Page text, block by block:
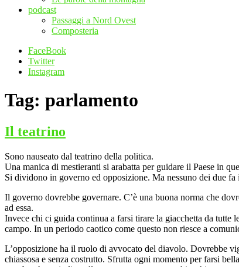
podcast
Passaggi a Nord Ovest
Composteria
FaceBook
Twitter
Instagram
Tag: parlamento
Il teatrino
Sono nauseato dal teatrino della politica.
Una manica di mestieranti si arabatta per guidare il Paese in
Si dividono in governo ed opposizione. Ma nessuno dei due fa
Il governo dovrebbe governare. C’è una buona norma che
ad essa.
Invece chi ci guida continua a farsi tirare la giacchetta da tutte
campo. In un periodo caotico come questo non riesce a
L’opposizione ha il ruolo di avvocato del diavolo. Dovrebbe
chiassosa e senza costrutto. Sfrutta ogni momento per farsi